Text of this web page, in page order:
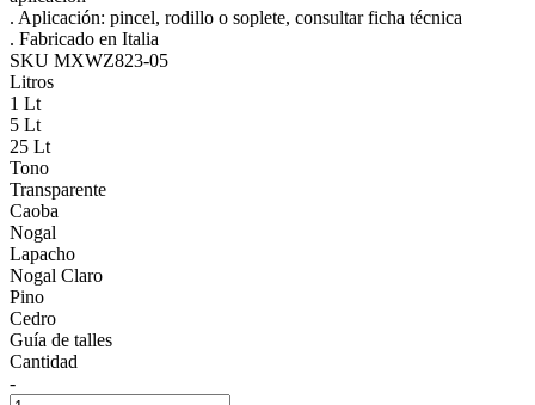
. Aplicación: pincel, rodillo o soplete, consultar ficha técnica
. Fabricado en Italia
SKU MXWZ823-05
Litros
1 Lt
5 Lt
25 Lt
Tono
Transparente
Caoba
Nogal
Lapacho
Nogal Claro
Pino
Cedro
Guía de talles
Cantidad
-